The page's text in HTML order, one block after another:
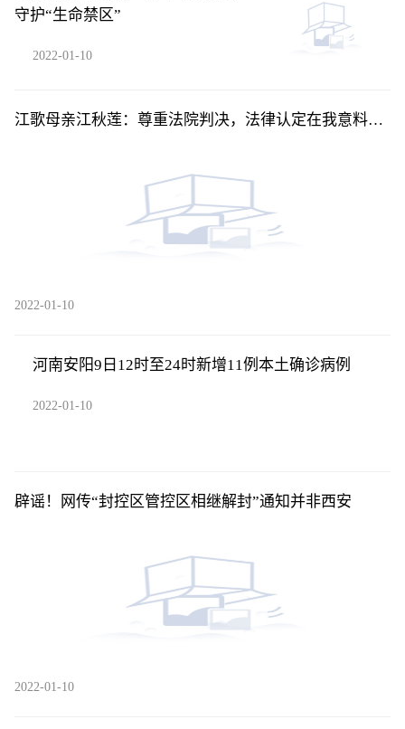
守护“生命禁区”
2022-01-10
江歌母亲江秋莲：尊重法院判决，法律认定在我意料之
2022-01-10
河南安阳9日12时至24时新增11例本土确诊病例
2022-01-10
辟谣！网传“封控区管控区相继解封”通知并非西安
2022-01-10